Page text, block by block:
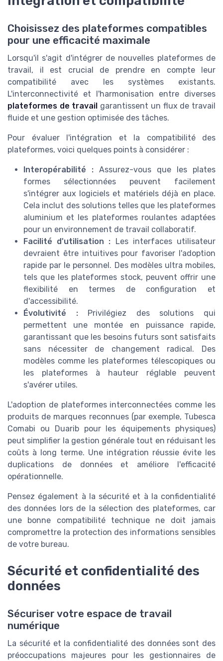
Choisissez des plateformes compatibles
pour une efficacité maximale
Lorsqu'il s'agit d'intégrer de nouvelles plateformes de
travail, il est crucial de prendre en compte leur
compatibilité avec les systèmes existants.
L'interconnectivité et l'harmonisation entre diverses
plateformes de travail garantissent un flux de travail
fluide et une gestion optimisée des tâches.
Pour évaluer l'intégration et la compatibilité des
plateformes, voici quelques points à considérer :
Interopérabilité : Assurez-vous que les plates
formes sélectionnées peuvent facilement
s'intégrer aux logiciels et matériels déjà en place.
Cela inclut des solutions telles que les plateformes
aluminium et les plateformes roulantes adaptées
pour un environnement de travail collaboratif.
Facilité d'utilisation : Les interfaces utilisateur
devraient être intuitives pour favoriser l'adoption
rapide par le personnel. Des modèles ultra mobiles,
tels que les plateformes stock, peuvent offrir une
flexibilité en termes de configuration et
d'accessibilité.
Évolutivité : Privilégiez des solutions qui
permettent une montée en puissance rapide,
garantissant que les besoins futurs sont satisfaits
sans nécessiter de changement radical. Des
modèles comme les plateformes télescopiques ou
les plateformes à hauteur réglable peuvent
s'avérer utiles.
L'adoption de plateformes interconnectées comme les
produits de marques reconnues (par exemple, Tubesca
Comabi ou Duarib pour les équipements physiques)
peut simplifier la gestion générale tout en réduisant les
coûts à long terme. Une intégration réussie évite les
duplications de données et améliore l'efficacité
opérationnelle.
Pensez également à la sécurité et à la confidentialité
des données lors de la sélection des plateformes, car
une bonne compatibilité technique ne doit jamais
compromettre la protection des informations sensibles
de votre bureau.
Sécurité et confidentialité des
données
Sécuriser votre espace de travail
numérique
La sécurité et la confidentialité des données sont des
préoccupations majeures pour les gestionnaires de